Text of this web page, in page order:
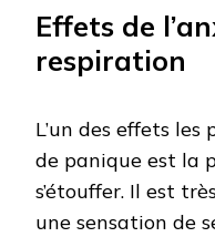
Effets de
respiration
L’un des effets les
de panique est la
s’étouffer. Il est
une sensation de